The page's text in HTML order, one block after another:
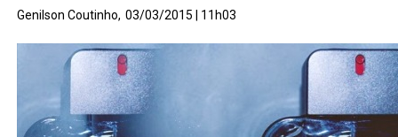
Genilson Coutinho, 03/03/2015 | 11h03